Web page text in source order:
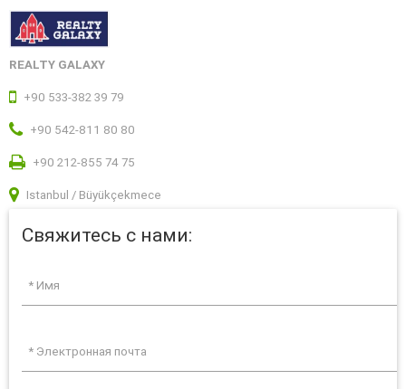
REALTY GALAXY
+90 533-382 39 79
+90 542-811 80 80
+90 212-855 74 75
Istanbul / Büyükçekmece
Свяжитесь с нами: